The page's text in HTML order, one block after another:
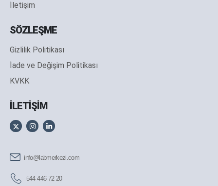
İletişim
SÖZLEŞME
Gizlilik Politikası
İade ve Değişim Politikası
KVKK
İLETİŞİM
info@labmerkezi.com
544 446 72 20